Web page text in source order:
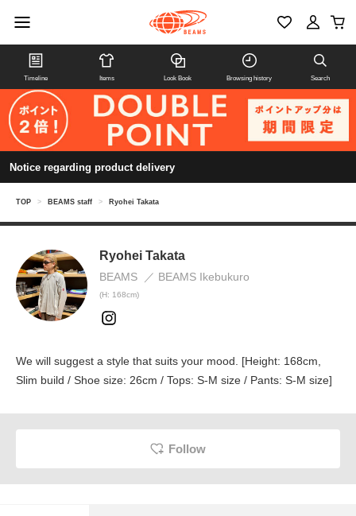
Timeline Items Look Book Browsing history Search
Notice regarding product delivery
TOP > BEAMS staff > Ryohei Takata
Ryohei Takata
BEAMS BEAMS Ikebukuro
(H: 168cm)
We will suggest a style that suits your mood. [Height: 168cm,
Slim build / Shoe size: 26cm / Tops: S-M size / Pants: S-M size]
Follow